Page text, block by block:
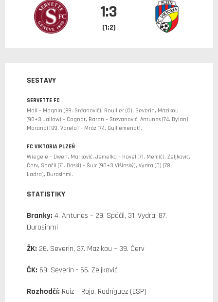
1:3
(1:2)
SESTAVY
SERVETTE FC
Mall – Magnin (89. Srđanović), Rouiller (C), Severin, Mazikou
(90+3 Jallow) – Cognat, Baron – Stevanović, Antunes (74. Dylan),
Morandi (89. Varela) – Mráz (74. Guillemenot).
FC VIKTORIA PLZEŇ
Wiegele – Dweh, Marković, Jemelka – Havel (71. Memić), Zeljković,
Červ, Spáčil (71. Doski) – Šulc (90+3 Višinský), Vydra (C) (78.
Ladra), Durosinmi.
STATISTIKY
Branky: 4. Antunes – 29. Spáčil, 31. Vydra, 87.
Durosinmi
ŽK: 26. Severin, 37. Mazikou – 39. Červ
ČK: 69. Severin - 66. Zeljković
Rozhodčí: Ruiz – Rojo, Rodríguez (ESP)